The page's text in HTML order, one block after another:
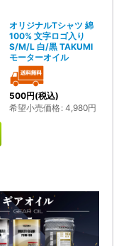
オリジナルTシャツ 綿
100% 文字ロゴ入り
S/M/L 白/黒 TAKUMI
モーターオイル
500円(税込)
希望小売価格: 4,980円